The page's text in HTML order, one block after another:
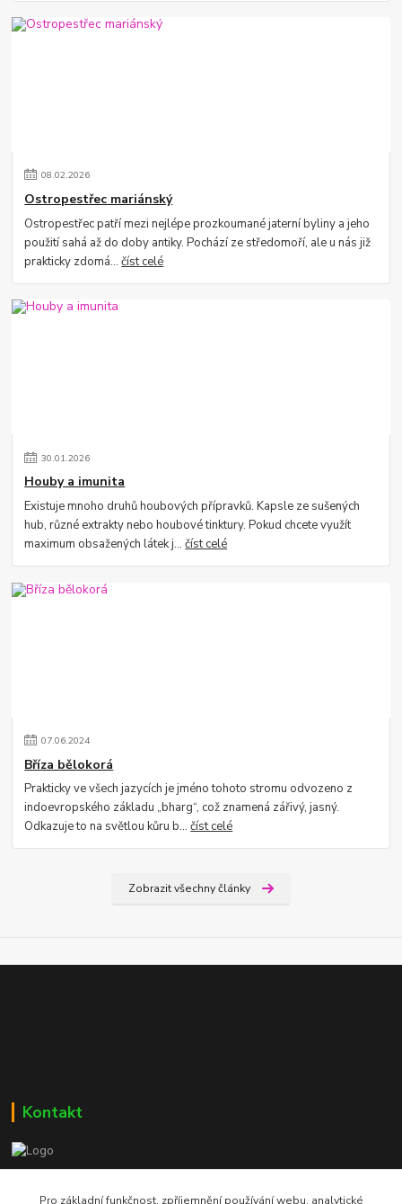
08.02.2026
Ostropestřec mariánský
Ostropestřec patří mezi nejlépe prozkoumané jaterní byliny a jeho
použití sahá až do doby antiky. Pochází ze středomoří, ale u nás již
prakticky zdomá...číst celé
30.01.2026
Houby a imunita
Existuje mnoho druhů houbových přípravků. Kapsle ze sušených
hub, různé extrakty nebo houbové tinktury. Pokud chcete využít
maximum obsažených látek j...číst celé
07.06.2024
Bříza bělokorá
Prakticky ve všech jazycích je jméno tohoto stromu odvozeno z
indoevropského základu „bharg“, což znamená zářivý, jasný.
Odkazuje to na světlou kůru b...číst celé
Zobrazit všechny články
Kontakt
604 729 587
Pro základní funkčnost, zpříjemnění používání webu, analytické